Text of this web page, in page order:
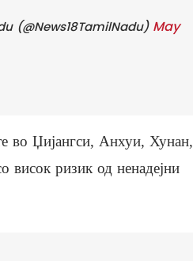
(@News18TamilNadu) May
во Џијангси, Анхуи, Хунан,
висок ризик од ненадејни